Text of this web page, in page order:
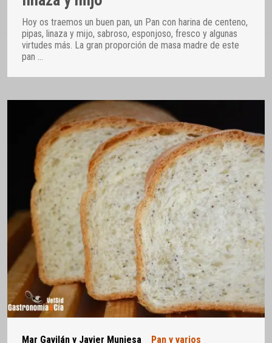
Hoy os traemos un buen pan, un Pan con harina de centeno,
pipas, linaza y mijo, sabroso, esponjoso, fresco y algunas
virtudes más. La gran proporción de masa madre de este
pan …
Mar Gavilán y Javier Muniesa Pan y varios